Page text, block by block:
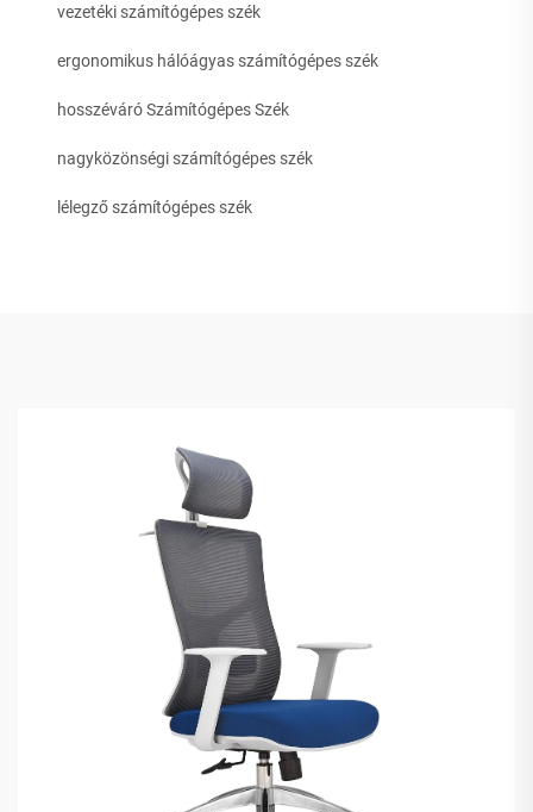
vezetéki számítógépes szék
ergonomikus hálóágyas számítógépes szék
hosszéváró Számítógépes Szék
nagyközönségi számítógépes szék
lélegző számítógépes szék